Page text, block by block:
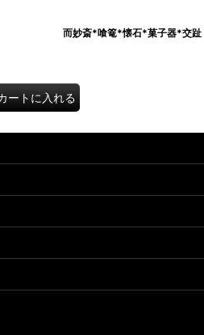
喰籠 而妙斎*喰篭*懐石*菓子器*交趾
ートに入れる